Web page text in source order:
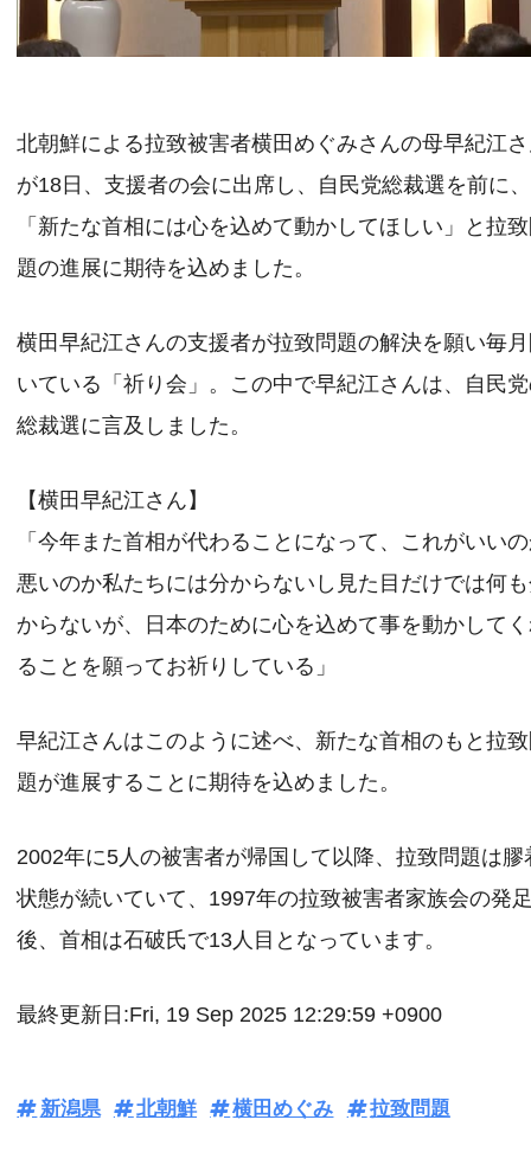
北朝鮮による拉致被害者横田めぐみさんの母早紀江
が18日、支援者の会に出席し、自民党総裁選を前に、
「新たな首相には心を込めて動かしてほしい」と拉
題の進展に期待を込めました。
横田早紀江さんの支援者が拉致問題の解決を願い毎
いている「祈り会」。この中で早紀江さんは、自民
総裁選に言及しました。
【横田早紀江さん】
「今年また首相が代わることになって、これがいい
悪いのか私たちには分からないし見た目だけでは何
からないが、日本のために心を込めて事を動かして
ることを願ってお祈りしている」
早紀江さんはこのように述べ、新たな首相のもと拉
題が進展することに期待を込めました。
2002年に5人の被害者が帰国して以降、拉致問題は膠
状態が続いていて、1997年の拉致被害者家族会の発
後、首相は石破氏で13人目となっています。
最終更新日:Fri, 19 Sep 2025 12:29:59 +0900
新潟県 北朝鮮 横田めぐみ 拉致問題